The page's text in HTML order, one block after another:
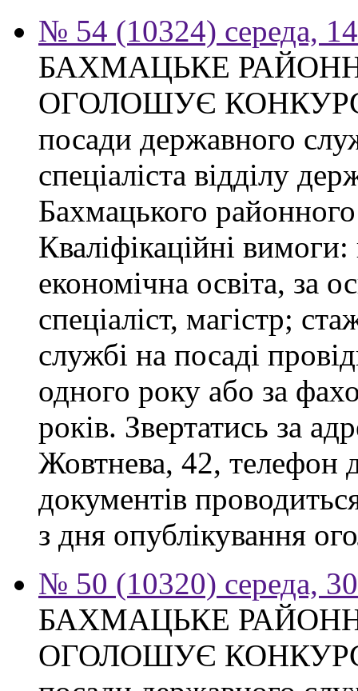
№ 54 (10324) середа,
БАХМАЦЬКЕ
ОГОЛОШУЄ КОНКУРС
посади державного
спеціаліста відділу
Бахмацького
Кваліфікаційні
економічна освіта, за
спеціаліст, магістр;
службі на посаді
одного року або за
років. Звертатись за
Жовтнева, 42, телефон
документів
з дня опублікування
№ 50 (10320) середа,
БАХМАЦЬКЕ
ОГОЛОШУЄ КОНКУРС